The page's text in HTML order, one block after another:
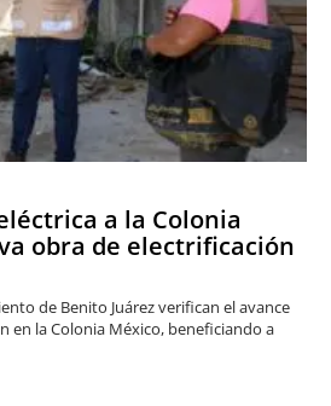
a la Colonia
obra de electrificación
de Benito Juárez verifican el avance
en la Colonia México, beneficiando a